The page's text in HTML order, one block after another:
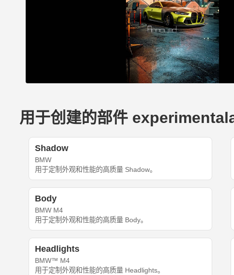
用于创建的部件
Shadow
BMW
用于定制外观和性能的高质量 Shadow。
Body
BMW M4
用于定制外观和性能的高质量 Body。
Headlights
BMW™ M4
用于定制外观和性能的高质量 Headlights。